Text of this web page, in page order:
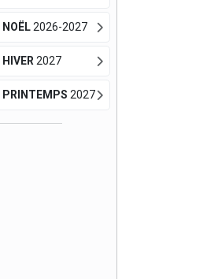
NOËL2026-2027
HIVER 2027
PRINTEMPS 2027